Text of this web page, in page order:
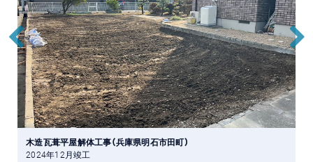
木造瓦葺平屋解体工事（兵庫県明石市田町）
2024年12月竣工